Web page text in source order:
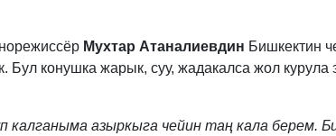
Мухтар Атаналиевдин Бишкектин
Бул конушка жарык, суу, жадакалса жол курула
калганыма азыркыга чейин таң кала берем.